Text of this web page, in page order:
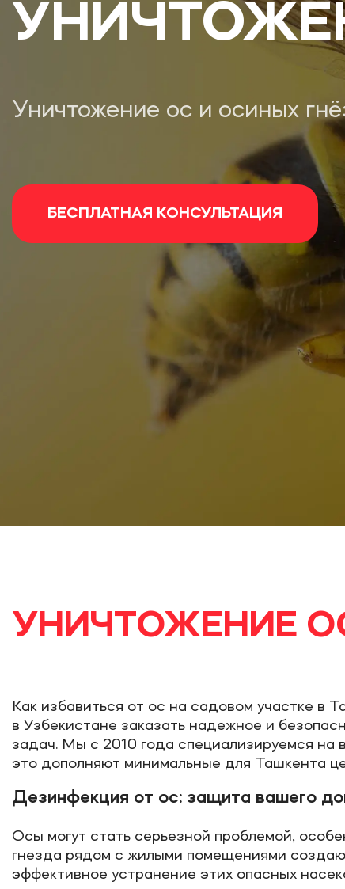
Уничтожение ос и осиных
БЕСПЛАТНАЯ КОНСУЛЬТАЦИЯ
УНИЧТОЖЕНИЕ
Как избавиться от ос на садовом участке в
в Узбекистане заказать надежное и
задач. Мы с 2010 года специализируемся
это дополняют минимальные для Ташкента
Дезинфекция от ос: защита вашего
Осы могут стать серьезной проблемой,
гнезда рядом с жилыми помещениями
эффективное устранение этих опасных